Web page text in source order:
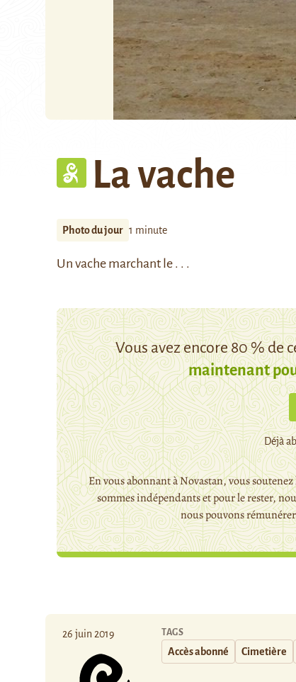
La vache
Photo du jour 1 minute
Un vache marchant le . . .
Vous avez encore 80 % de
maintenant
Déjà
En vous abonnant à Novastan, vous
sommes indépendants et pour le rester,
nous pouvons
26 juin 2019 TAGS
Accès abonné Cimetière